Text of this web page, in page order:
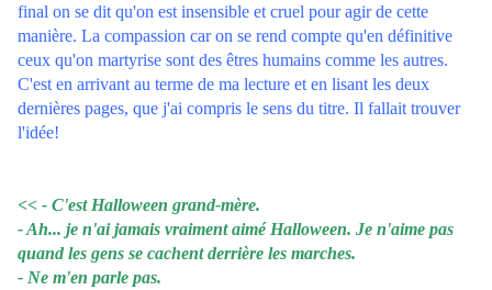
final on se dit qu'on est insensible et cruel pour agir de cette
manière. La compassion car on se rend compte qu'en définitive
ceux qu'on martyrise sont des êtres humains comme les autres.
C'est en arrivant au terme de ma lecture et en lisant les deux
dernières pages, que j'ai compris le sens du titre. Il fallait trouver
l'idée!
<< - C'est Halloween grand-mère.
- Ah... je n'ai jamais vraiment aimé Halloween. Je n'aime pas
quand les gens se cachent derrière les marches.
- Ne m'en parle pas.